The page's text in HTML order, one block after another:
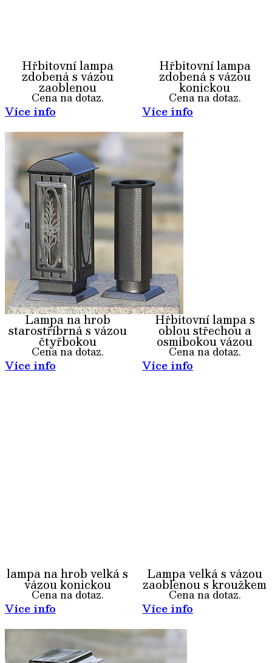
Hřbitovní lampa
zdobená s vázou
zaoblenou
Cena na dotaz.
Více info
Hřbitovní lampa
zdobená s vázou
konickou
Cena na dotaz.
Více info
Lampa na hrob
starostříbrná s vázou
čtyřbokou
Cena na dotaz.
Více info
Hřbitovní lampa s
oblou střechou a
osmibokou vázou
Cena na dotaz.
Více info
lampa na hrob velká s
vázou konickou
Cena na dotaz.
Více info
Lampa velká s vázou
zaoblenou s kroužkem
Cena na dotaz.
Více info